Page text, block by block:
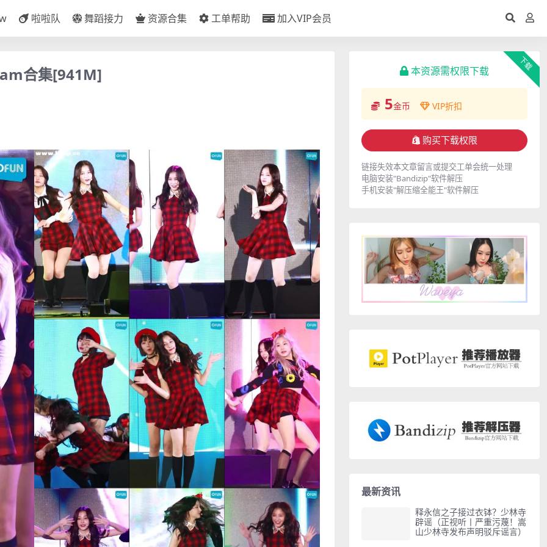
啦啦队 舞蹈接力 资源合集 工单帮助 加入VIP会员
合集[941M]
下载
本资源需权限下载
5金币 VIP折扣
购买下载权限
链接失效本文章留言或提交工单会统一处理
电脑安装"Bandizip"软件解压
手机安装"解压缩全能王"软件解压
最新资讯
释永信之子接过衣钵？少林寺
辟谣（正视听丨严重污蔑！嵩
山少林寺发布声明驳斥谣言）